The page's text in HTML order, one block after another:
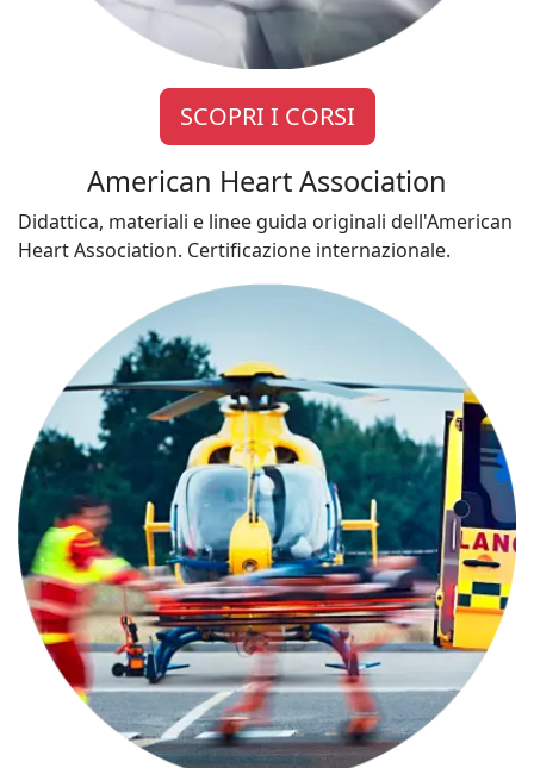
SCOPRI I CORSI
American Heart Association
Didattica, materiali e linee guida originali dell'American
Heart Association. Certificazione internazionale.